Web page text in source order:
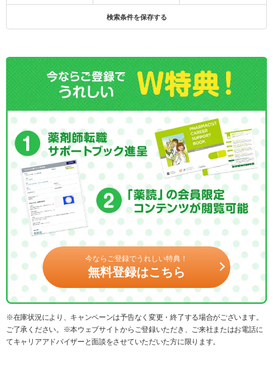
検索条件を保存する
今ならご登録でうれしい特典！
無料登録はこちら
※在庫状況により、キャンペーンは予告なく変更・終了する場合がございます。
ご了承ください。※本ウェブサイトからご登録いただき、ご来社またはお電話に
てキャリアアドバイザーと面談をさせていただいた方に限ります。